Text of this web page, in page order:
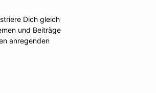
Dich gleich
und Beiträge
anregenden